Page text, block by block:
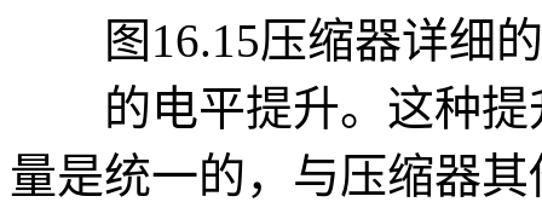
图16.15压缩器详细
的电平提升。这种提
量是统一的，与压缩器